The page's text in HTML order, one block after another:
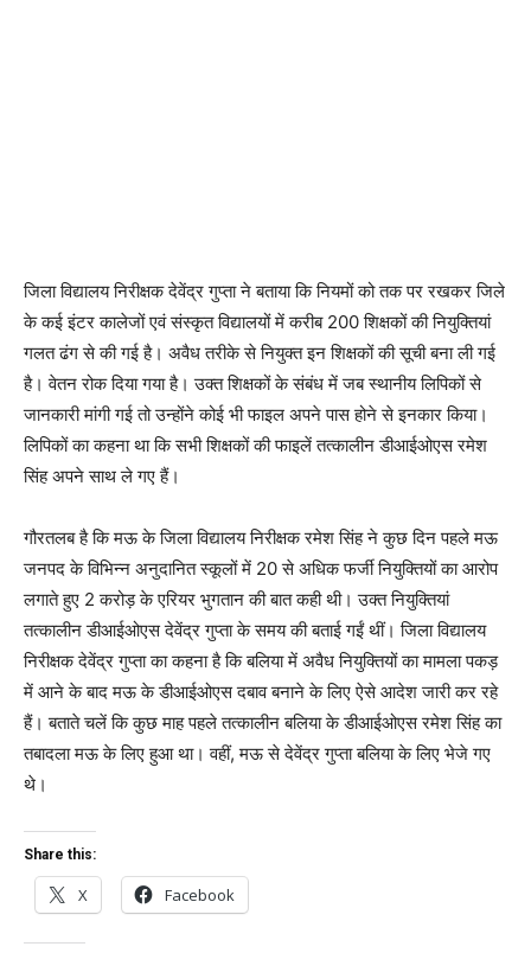
जिला विद्यालय निरीक्षक देवेंद्र गुप्ता ने बताया कि नियमों को तक पर रखकर जिले
के कई इंटर कालेजों एवं संस्कृत विद्यालयों में करीब 200 शिक्षकों की नियुक्तियां
गलत ढंग से की गई है। अवैध तरीके से नियुक्त इन शिक्षकों की सूची बना ली गई
है। वेतन रोक दिया गया है। उक्त शिक्षकों के संबंध में जब स्थानीय लिपिकों से
जानकारी मांगी गई तो उन्होंने कोई भी फाइल अपने पास होने से इनकार किया।
लिपिकों का कहना था कि सभी शिक्षकों की फाइलें तत्कालीन डीआईओएस रमेश
सिंह अपने साथ ले गए हैं।
गौरतलब है कि मऊ के जिला विद्यालय निरीक्षक रमेश सिंह ने कुछ दिन पहले मऊ
जनपद के विभिन्न अनुदानित स्कूलों में 20 से अधिक फर्जी नियुक्तियों का आरोप
लगाते हुए 2 करोड़ के एरियर भुगतान की बात कही थी। उक्त नियुक्तियां
तत्कालीन डीआईओएस देवेंद्र गुप्ता के समय की बताई गईं थीं। जिला विद्यालय
निरीक्षक देवेंद्र गुप्ता का कहना है कि बलिया में अवैध नियुक्तियों का मामला पकड़
में आने के बाद मऊ के डीआईओएस दबाव बनाने के लिए ऐसे आदेश जारी कर रहे
हैं। बताते चलें कि कुछ माह पहले तत्कालीन बलिया के डीआईओएस रमेश सिंह का
तबादला मऊ के लिए हुआ था। वहीं, मऊ से देवेंद्र गुप्ता बलिया के लिए भेजे गए
थे।
Share this:
X Facebook